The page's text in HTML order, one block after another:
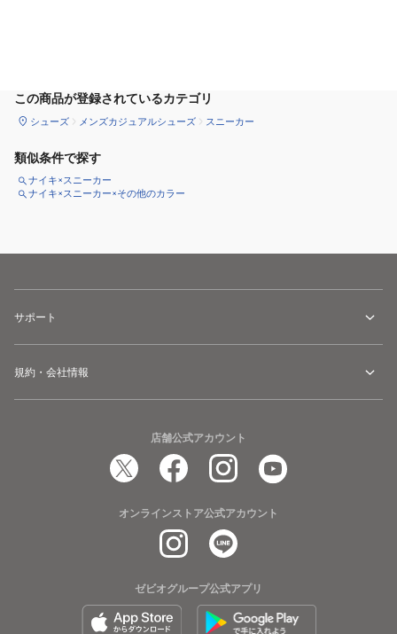
この商品が登録されているカテゴリ
シューズ メンズカジュアルシューズ スニーカー
類似条件で探す
ナイキ×スニーカー
ナイキ×スニーカー×その他のカラー
サポート
規約・会社情報
店舗公式アカウント
オンラインストア公式アカウント
ゼビオグループ公式アプリ